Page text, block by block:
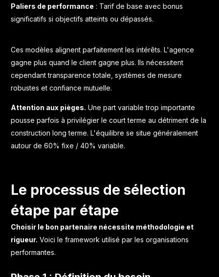
Paliers de performance : Tarif de base avec bonus
significatifs si objectifs atteints ou dépassés.
Ces modèles alignent parfaitement les intérêts. L'agence
gagne plus quand le client gagne plus. Ils nécessitent
cependant transparence totale, systèmes de mesure
robustes et confiance mutuelle.
Attention aux pièges. Une part variable trop importante
pousse parfois à privilégier le court terme au détriment de la
construction long terme. L'équilibre se situe généralement
autour de 60% fixe / 40% variable.
Le processus de sélection
étape par étape
Choisir le bon partenaire nécessite méthodologie et
rigueur. Voici le framework utilisé par les organisations
performantes.